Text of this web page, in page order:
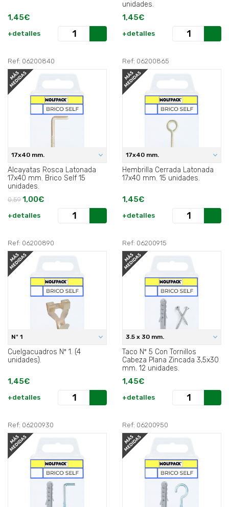
1,45€
+detalles
unidades.
1,45€
+detalles
Ref: 06200840
17x40 mm.
Alcayatas Rosca Latonada
17x40 mm. Brico Self 15
unidades.
0,59 1,00€
+detalles
Ref: 06200865
17x40 mm.
Hembrilla Cerrada Latonada
17x40 mm. 15 unidades.
1,45€
+detalles
Ref: 06200890
Nº 1
Cuelgacuadros Nº 1. (4
unidades).
1,45€
+detalles
Ref: 06200915
3.5 x 30 mm.
Taco Nº 5 Con Tornillos
Cabeza Plana Zincada 3,5x30
mm. 12 unidades.
1,45€
+detalles
Ref: 06200930 Ref: 06200950